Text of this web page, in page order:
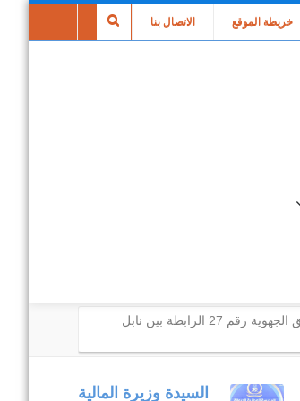
الاتصال بنا خريطة الموقع
تقدم أشغال مشروع مضاعفة الطريق الجهوية رقم 27 الرابطة بين نابل
السيدة وزيرة المالية